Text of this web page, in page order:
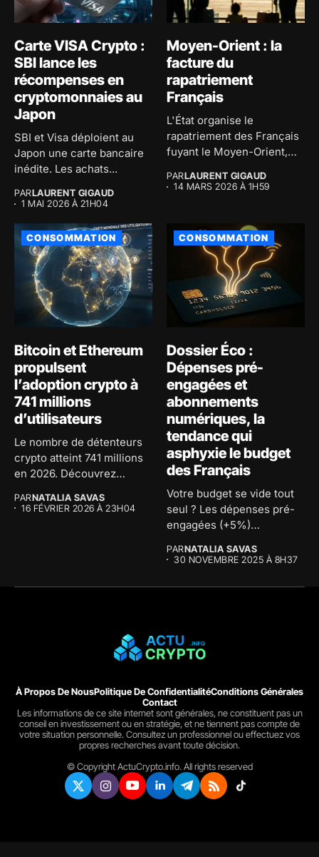
Carte VISA Crypto :
SBI lance les
récompenses en
cryptomonnaies au
Japon
SBI et Visa déploient au
Japon une carte bancaire
inédite. Les achats...
PARLAURENT GIGAUD
1 MAI 2026 À 21H04
Moyen-Orient : la
facture du
rapatriement
Français
L'État organise le
rapatriement des Français
fuyant le Moyen-Orient,
PARLAURENT GIGAUD
14 MARS 2026 À 1H59
CONSOMMATION
Bitcoin et Ethereum
propulsent
l’adoption crypto à
741 millions
d’utilisateurs
Le nombre de détenteurs
crypto atteint 741 millions
en 2026. Découvrez
PARNATALIA SAVAS
16 FÉVRIER 2026 À 23H04
CONSOMMATION
Dossier Éco :
Dépenses pré-
engagées et
abonnements
numériques, la
tendance qui
asphyxie le budget
des Français
Votre budget se vide tout
seul ? Les dépenses pré-
engagées (+5%)
PARNATALIA SAVAS
30 NOVEMBRE 2025 À 8H37
À Propos De NousPolitique De ConfidentialitéConditions Générales
Contact
Les informations de ce site internet sont générales, ne constituent pas un
conseil en investissement ou en stratégie, et ne tiennent pas compte de
votre situation personnelle. Consultez un professionnel ou effectuez vos
propres recherches avant toute décision.
© Copyright ActuCrypto.info. All rights reserved